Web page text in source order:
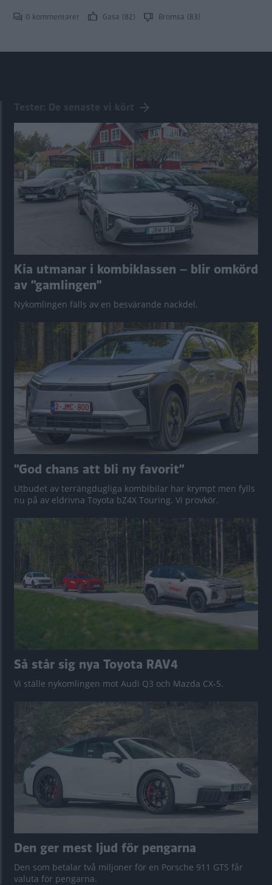
0 kommentarer Gasa (82) Bromsa (83)
Kia utmanar i kombiklassen – blir omkörd
av ”gamlingen”
Nykomlingen fälls av en besvärande nackdel.
”God chans att bli ny favorit”
Utbudet av terrängdugliga kombibilar har krympt men fylls
nu på av eldrivna Toyota bZ4X Touring. Vi provkör.
Så står sig nya Toyota RAV4
Vi ställe nykomlingen mot Audi Q3 och Mazda CX-5.
Den ger mest ljud för pengarna
Den som betalar två miljoner för en Porsche 911 GTS får
valuta för pengarna.